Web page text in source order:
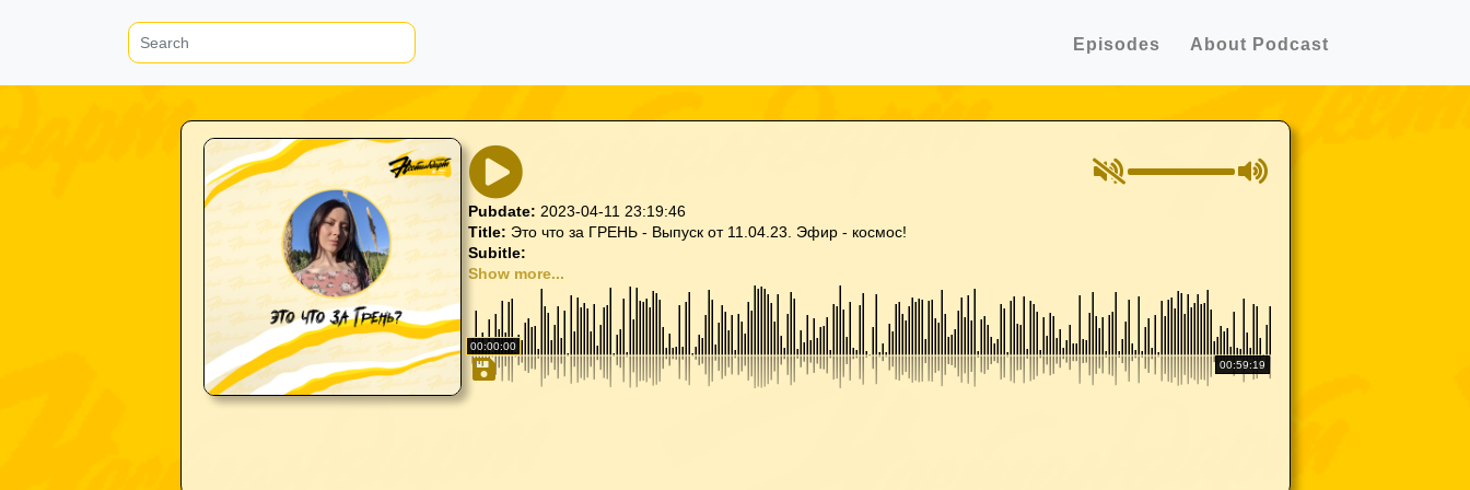
Episodes About Podcast
Pubdate: 2023-04-11 23:19:46
Title: Это что за ГРЕНЬ - Выпуск от 11.04.23. Эфир - космос!
Subitle:
Show more...
00:00:00
00:59:19